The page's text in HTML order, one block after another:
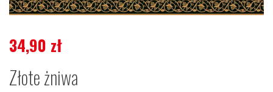
34,90 zł
Złote żniwa